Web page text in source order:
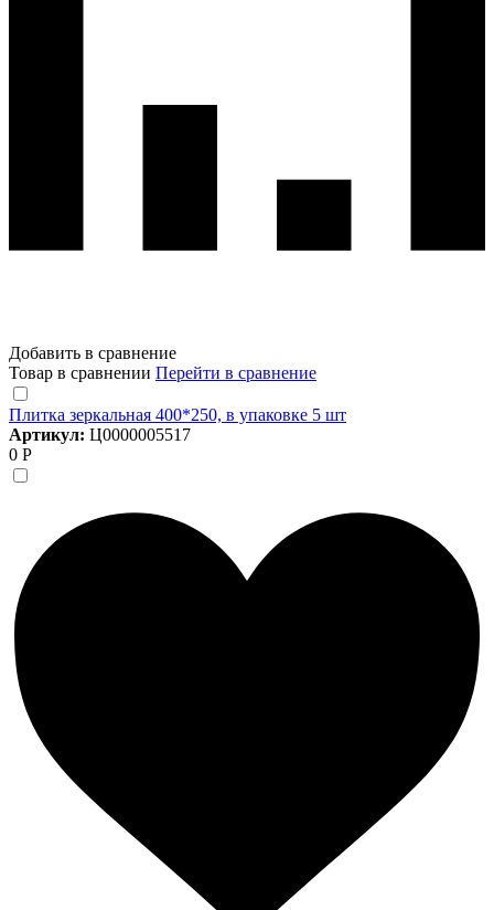
Добавить в сравнение
Товар в сравнении Перейти в сравнение
Плитка зеркальная 400*250, в упаковке 5 шт
Артикул: Ц0000005517
0 Р